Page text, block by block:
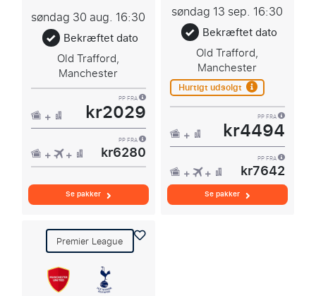
søndag 30 aug. 16:30
Bekræftet dato
Old Trafford,
Manchester
PP FRA
kr2029
PP FRA
kr6280
Se pakker
søndag 13 sep. 16:30
Bekræftet dato
Old Trafford,
Manchester
Hurtigt udsolgt
PP FRA
kr4494
PP FRA
kr7642
Se pakker
Premier League